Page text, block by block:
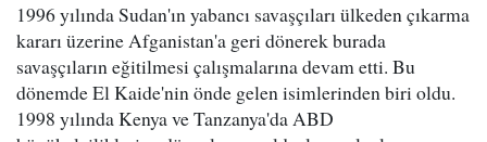
1996 yılında Sudan'ın yabancı savaşçıları ülkeden çıkarma
kararı üzerine Afganistan'a geri dönerek burada
savaşçıların eğitilmesi çalışmalarına devam etti. Bu
dönemde El Kaide'nin önde gelen isimlerinden biri oldu.
1998 yılında Kenya ve Tanzanya'da ABD